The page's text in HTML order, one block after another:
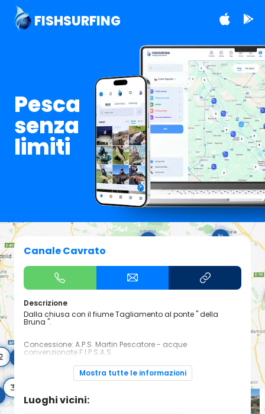
FISHSURFING
Pesca
senza
limiti
Canale Cavrato
Descrizione
Dalla chiusa con il fiume Tagliamento al ponte " della
Bruna ".
Concessione: A.P.S. Martin Pescatore - acque
convenzionate F.I.P.S.A.S.
Come arrivare
Uscita Autostrada A4 (VE-TS) Portogruaro Strada per
Bibione Mare dove sovrappassa il corso d'acqua in località
Catture possibili
Mostra tutte le informazioni
Luoghi vicini: